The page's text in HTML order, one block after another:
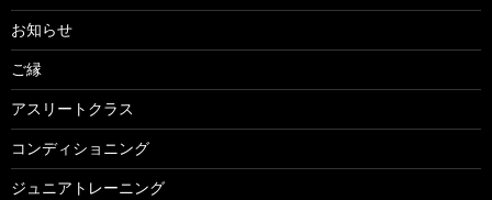
お知らせ
ご縁
アスリートクラス
コンディショニング
ジュニアトレーニング